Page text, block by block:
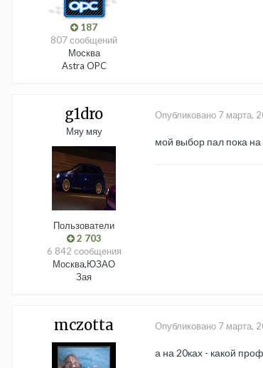
187
807 сообщений
Москва
Astra OPC
g1dro
Мяу мяу
Пользователи
2 703
6 842 сообщения
Москва,ЮЗАО
Зая
Опубликовано 7 марта,
мой выбор пал пока на
mczotta Опубликовано 7 марта,
а на 20ках - какой